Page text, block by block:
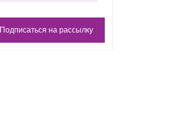
Подписаться на рассылку